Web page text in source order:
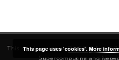
This service runs onDInGO dLibra
Supercomputing and
This page uses 'cookies'. More